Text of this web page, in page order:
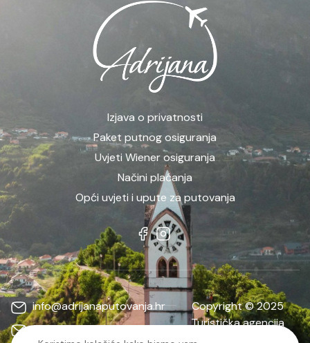
Izjava o privatnosti
Paket putnog osiguranja
Uvjeti Wiener osiguranja
Načini plaćanja
Opći uvjeti i upute za putovanja
info@adrijanaputovanja.hr
d.matkovic@adrijanaputovanja.hr
Copyright © 2025
Turistička agencija
ADRIJANA | Sva prava